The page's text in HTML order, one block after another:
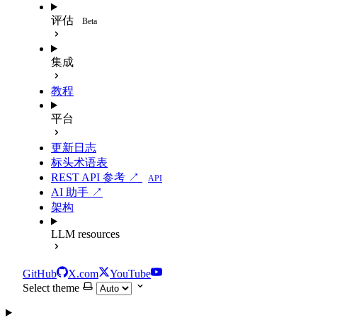
评估 Beta
集成
教程
平台
更新日志
标头术语表
REST API 参考 ↗
API
AI 助手 ↗
架构
LLM resources
GitHub X.com
YouTube
Select theme